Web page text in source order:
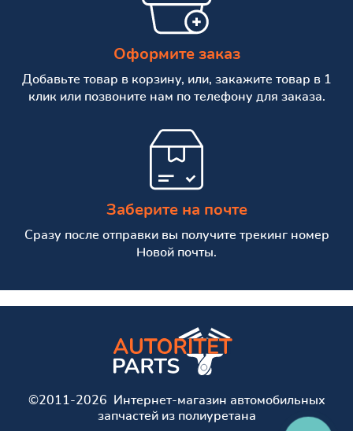
Оформите заказ
Добавьте товар в корзину, или, закажите товар в 1
клик или позвоните нам по телефону для заказа.
Заберите на почте
Сразу после отправки вы получите трекинг номер
Новой почты.
©2011-2026 Интернет-магазин автомобильных
запчастей из полиуретана